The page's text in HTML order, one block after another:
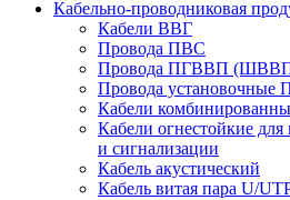
Кабельно-проводниковая
Кабели ВВГ
Провода ПВС
Провода ПГВВП
Провода
Кабели
Кабели огнестойкие
и сигнализации
Кабель акустический
Кабель витая пара U/